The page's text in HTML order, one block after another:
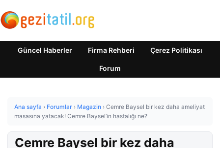
Güncel Haberler Firma Rehberi Çerez Politikası
Forum
Ana sayfa › Forumlar › Magazin › Cemre Baysel bir kez daha ameliyat
masasına yatacak! Cemre Baysel’in hastalığı ne?
Cemre Baysel bir kez daha